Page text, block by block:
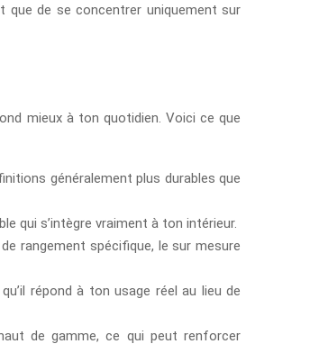
que de se concentrer uniquement sur
mieux à ton quotidien. Voici ce que
généralement plus durables que
qui s’intègre vraiment à ton intérieur.
rangement spécifique, le sur mesure
répond à ton usage réel au lieu de
de gamme, ce qui peut renforcer